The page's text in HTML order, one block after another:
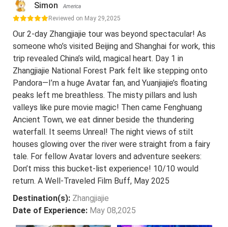
Simon America
Reviewed on May 29,2025
Our 2-day Zhangjiajie tour was beyond spectacular! As
someone who’s visited Beijing and Shanghai for work, this
trip revealed China’s wild, magical heart. Day 1 in
Zhangjiajie National Forest Park felt like stepping onto
Pandora—I’m a huge Avatar fan, and Yuanjiajie’s floating
peaks left me breathless. The misty pillars and lush
valleys like pure movie magic! Then came Fenghuang
Ancient Town, we eat dinner beside the thundering
waterfall. It seems Unreal! The night views of stilt
houses glowing over the river were straight from a fairy
tale. For fellow Avatar lovers and adventure seekers:
Don’t miss this bucket-list experience! 10/10 would
return. A Well-Traveled Film Buff, May 2025
Destination(s): Zhangjiajie
Date of Experience: May 08,2025